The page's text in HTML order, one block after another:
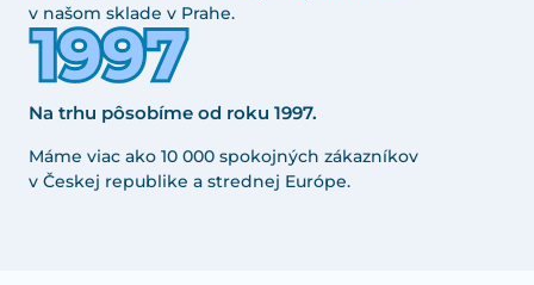
v našom sklade v Prahe.
Na trhu pôsobíme od roku 1997.
Máme viac ako 10 000 spokojných zákazníkov
v Českej republike a strednej Európe.